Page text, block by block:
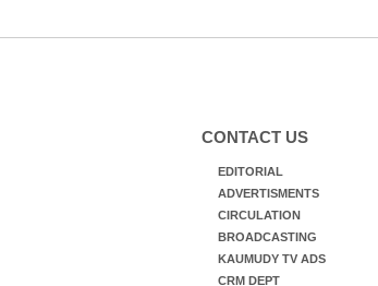
CONTACT US
EDITORIAL
ADVERTISMENTS
CIRCULATION
BROADCASTING
KAUMUDY TV ADS
CRM DEPT